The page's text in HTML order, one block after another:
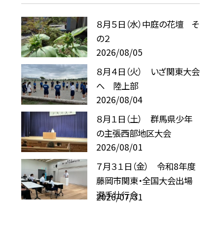
８月５日（水）中庭の花壇 そ
の２
2026/08/05
８月４日（火） いざ関東大会
へ 陸上部
2026/08/04
８月１日（土） 群馬県少年
の主張西部地区大会
2026/08/01
７月３１日（金） 令和8年度
藤岡市関東・全国大会出場
選手壮行会
2026/07/31